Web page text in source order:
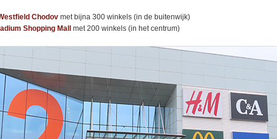
Chodov met bijna 300 winkels (in de buitenwijk)
Shopping Mall met 200 winkels (in het centrum)